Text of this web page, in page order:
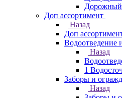
Дорожный
Доп ассортимент
Назад
Доп
Водоотведение
Назад
1
Заборы и
Назад